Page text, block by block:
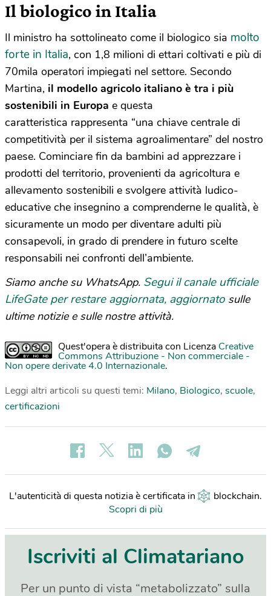
Il biologico in Italia
Il ministro ha sottolineato come il biologico sia molto
forte in Italia, con 1,8 milioni di ettari coltivati e più di
70mila operatori impiegati nel settore. Secondo
Martina, il modello agricolo italiano è tra i più
sostenibili in Europa e questa
caratteristica rappresenta “una chiave centrale di
competitività per il sistema agroalimentare” del nostro
paese. Cominciare fin da bambini ad apprezzare i
prodotti del territorio, provenienti da agricoltura e
allevamento sostenibili e svolgere attività ludico-
educative che insegnino a comprenderne le qualità, è
sicuramente un modo per diventare adulti più
consapevoli, in grado di prendere in futuro scelte
responsabili nei confronti dell’ambiente.
Siamo anche su WhatsApp. Segui il canale ufficiale
LifeGate per restare aggiornata, aggiornato sulle
ultime notizie e sulle nostre attività.
Quest'opera è distribuita con Licenza Creative
Commons Attribuzione - Non commerciale -
Non opere derivate 4.0 Internazionale.
Leggi altri articoli su questi temi: Milano, Biologico, scuole,
certificazioni
L'autenticità di questa notizia è certificata in blockchain.
Scopri di più
Iscriviti al Climatariano
Per un punto di vista “metabolizzato” sulla